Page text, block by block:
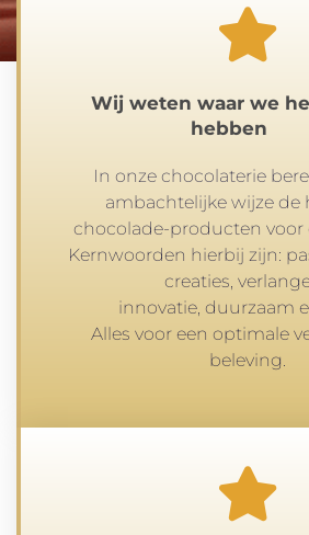
Wij weten waar we
hebben
In onze chocolaterie
ambachtelijke wijze de
chocolade-producten voor
Kernwoorden hierbij zijn:
creaties,
innovatie, duurzaam
Alles voor een optimale
beleving.